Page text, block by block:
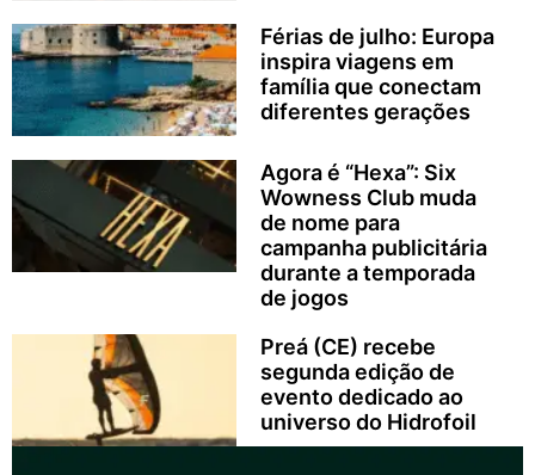
Férias de julho: Europa
inspira viagens em
família que conectam
diferentes gerações
Agora é “Hexa”: Six
Wowness Club muda
de nome para
campanha publicitária
durante a temporada
de jogos
Preá (CE) recebe
segunda edição de
evento dedicado ao
universo do Hidrofoil